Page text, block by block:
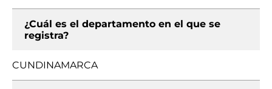
¿Cuál es el departamento en el que se
registra?
CUNDINAMARCA